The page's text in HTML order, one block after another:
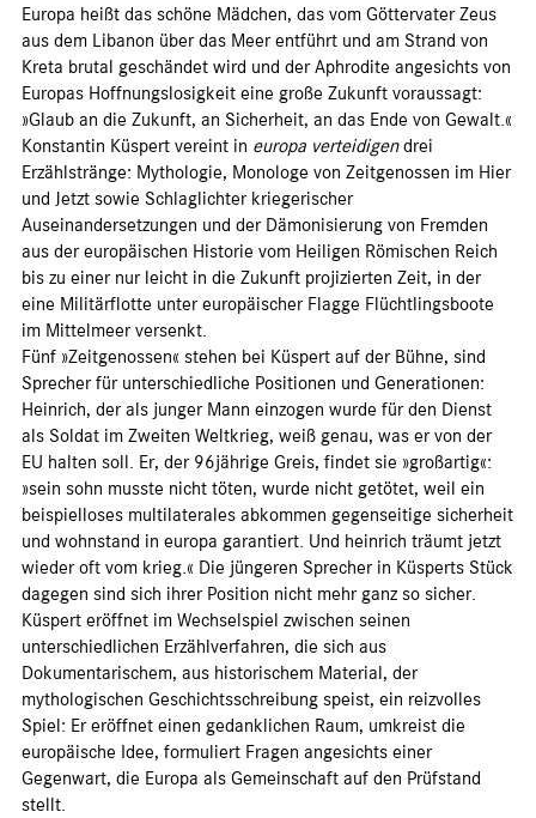
Europa heißt das schöne Mädchen, das vom Göttervater Zeus
aus dem Libanon über das Meer entführt und am Strand von
Kreta brutal geschändet wird und der Aphrodite angesichts von
Europas Hoffnungslosigkeit eine große Zukunft voraussagt:
»Glaub an die Zukunft, an Sicherheit, an das Ende von Gewalt.«
Konstantin Küspert vereint in europa verteidigendrei
Erzählstränge: Mythologie, Monologe von Zeitgenossen im Hier
und Jetzt sowie Schlaglichter kriegerischer
Auseinandersetzungen und der Dämonisierung von Fremden
aus der europäischen Historie vom Heiligen Römischen Reich
bis zu einer nur leicht in die Zukunft projizierten Zeit, in der
eine Militärflotte unter europäischer Flagge Flüchtlingsboote
im Mittelmeer versenkt.
Fünf »Zeitgenossen« stehen bei Küspert auf der Bühne, sind
Sprecher für unterschiedliche Positionen und Generationen:
Heinrich, der als junger Mann einzogen wurde für den Dienst
als Soldat im Zweiten Weltkrieg, weiß genau, was er von der
EU halten soll. Er, der 96jährige Greis, findet sie »großartig«:
»sein sohn musste nicht töten, wurde nicht getötet, weil ein
beispielloses multilaterales abkommen gegenseitige sicherheit
und wohnstand in europa garantiert. Und heinrich träumt jetzt
wieder oft vom krieg.« Die jüngeren Sprecher in Küsperts Stück
dagegen sind sich ihrer Position nicht mehr ganz so sicher.
Küspert eröffnet im Wechselspiel zwischen seinen
unterschiedlichen Erzählverfahren, die sich aus
Dokumentarischem, aus historischem Material, der
mythologischen Geschichtsschreibung speist, ein reizvolles
Spiel: Er eröffnet einen gedanklichen Raum, umkreist die
europäische Idee, formuliert Fragen angesichts einer
Gegenwart, die Europa als Gemeinschaft auf den Prüfstand
stellt.